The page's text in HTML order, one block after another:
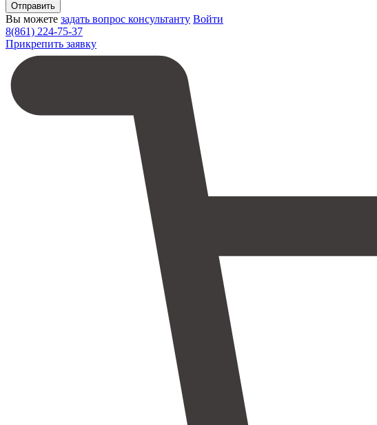
Отправить
Вы можете задать вопрос консультанту Войти
8(861) 224-75-37
Прикрепить заявку